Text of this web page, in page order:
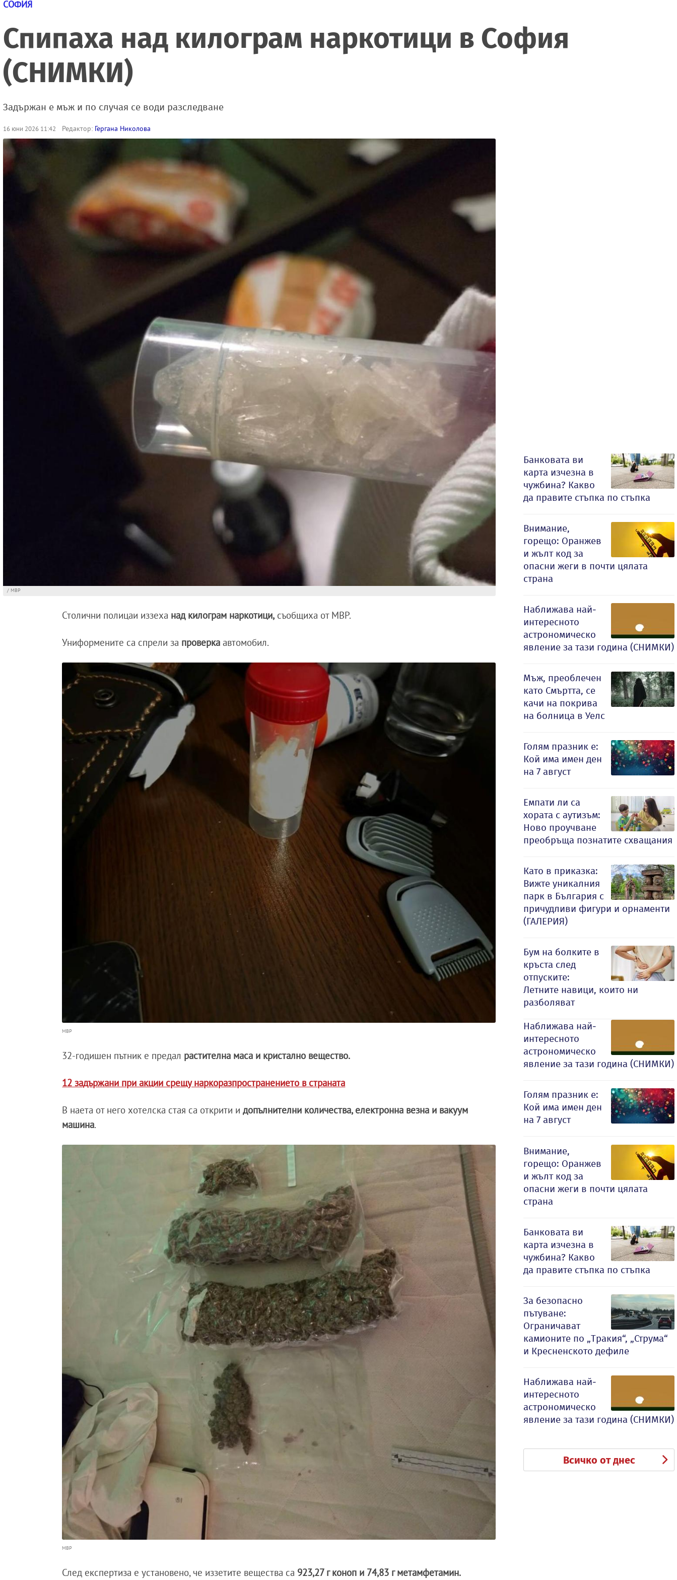
СОФИЯ
Спипаха над килограм наркотици в София
(СНИМКИ)
Задържан е мъж и по случая се води разследване
16 юни 2026 11:42 Редактор: Гергана Николова
/ МВР
Столични полицаи иззеха над килограм наркотици, съобщиха от МВР.
Униформените са спрели за проверка автомобил.
МВР
32-годишен пътник е предал растителна маса и кристално вещество.
12 задържани при акции срещу наркоразпространението в страната
В наета от него хотелска стая са открити идопълнителни количества, електронна везна и вакуум
машина.
МВР
След експертиза е установено, че иззетите вещества са 923,27 г коноп и 74,83 г метамфетамин.
Банковата ви
карта изчезна в
чужбина? Какво
да правите стъпка по стъпка
Внимание,
горещо: Оранжев
и жълт код за
опасни жеги в почти цялата
страна
Наближава най-
интересното
астрономическо
явление за тази година (СНИМКИ)
Мъж, преоблечен
като Смъртта, се
качи на покрива
на болница в Уелс
Голям празник е:
Кой има имен ден
на 7 август
Емпати ли са
хората с аутизъм:
Ново проучване
преобръща познатите схващания
Като в приказка:
Вижте уникалния
парк в България с
причудливи фигури и орнаменти
(ГАЛЕРИЯ)
Бум на болките в
кръста след
отпуските:
Летните навици, които ни
разболяват
Наближава най-
интересното
астрономическо
явление за тази година (СНИМКИ)
Голям празник е:
Кой има имен ден
на 7 август
Внимание,
горещо: Оранжев
и жълт код за
опасни жеги в почти цялата
страна
Банковата ви
карта изчезна в
чужбина? Какво
да правите стъпка по стъпка
За безопасно
пътуване:
Ограничават
камионите по „Тракия“, „Струма“
и Кресненското дефиле
Наближава най-
интересното
астрономическо
явление за тази година (СНИМКИ)
Всичко от днес